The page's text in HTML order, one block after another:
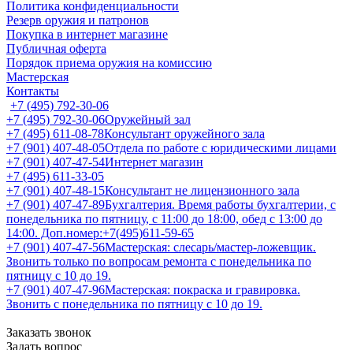
Политика конфиденциальности
Резерв оружия и патронов
Покупка в интернет магазине
Публичная оферта
Порядок приема оружия на комиссию
Мастерская
Контакты
+7 (495) 792-30-06
+7 (495) 792-30-06Оружейный зал
+7 (495) 611-08-78Консультант оружейного зала
+7 (901) 407-48-05Отдела по работе с юридическими лицами
+7 (901) 407-47-54Интернет магазин
+7 (495) 611-33-05
+7 (901) 407-48-15Консультант не лицензионного зала
+7 (901) 407-47-89Бухгалтерия. Время работы бухгалтерии, с
понедельника по пятницу, с 11:00 до 18:00, обед с 13:00 до
14:00. Доп.номер:+7(495)611-59-65
+7 (901) 407-47-56Мастерская: слесарь/мастер-ложевщик.
Звонить только по вопросам ремонта с понедельника по
пятницу с 10 до 19.
+7 (901) 407-47-96Мастерская: покраска и гравировка.
Звонить с понедельника по пятницу с 10 до 19.
Заказать звонок
Задать вопрос